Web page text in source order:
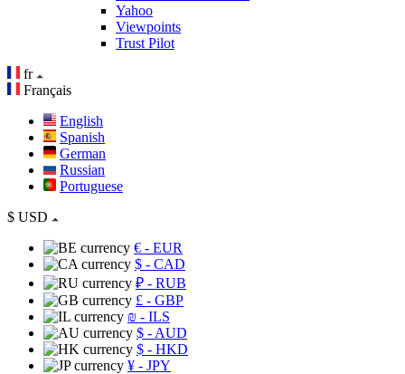
Yahoo
Viewpoints
Trust Pilot
fr
Français
English
Spanish
German
Russian
Portuguese
$ USD
€ - EUR
$ - CAD
₽ - RUB
£ - GBP
₪ - ILS
$ - AUD
$ - HKD
¥ - JPY